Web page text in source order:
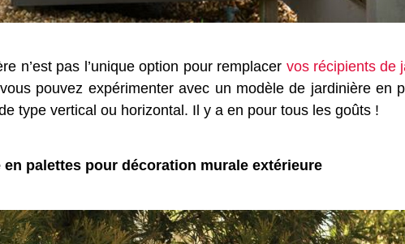
n’est pas l’unique option pour remplacer vos récipients de
pouvez expérimenter avec un modèle de jardinière en
type vertical ou horizontal. Il y a en pour tous les goûts !
en palettes pour décoration murale extérieure